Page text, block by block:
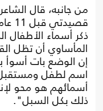
من جانبه، قال
ذكر أسماء الأطفال
المأساوي أن تظل
إن الوضع بات أسوأ
اسم لطفل
أسمائهم هو محو
ذلك بكل السبل".